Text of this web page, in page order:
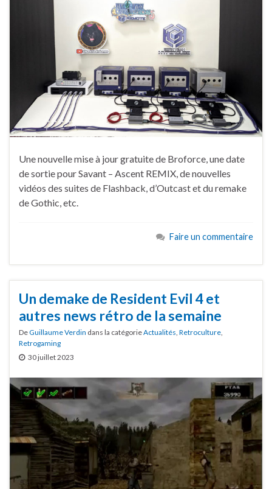
Une nouvelle mise à jour gratuite de Broforce, une date
de sortie pour Savant – Ascent REMIX, de nouvelles
vidéos des suites de Flashback, d’Outcast et du remake
de Gothic, etc.
Faire un commentaire
Un demake de Resident Evil 4 et
autres news rétro de la semaine
DeGuillaume Verdin dans la catégorieActualités Retroculture
Retrogaming
30 juillet 2023